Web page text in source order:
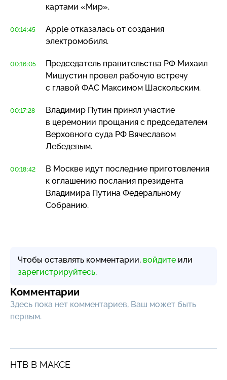
картами «Мир».
00:14:45
Apple отказалась от создания
электромобиля.
00:16:05
Председатель правительства РФ Михаил
Мишустин провел рабочую встречу
с главой ФАС Максимом Шаскольским.
00:17:28
Владимир Путин принял участие
в церемонии прощания с председателем
Верховного суда РФ Вячеславом
Лебедевым.
00:18:42
В Москве идут последние приготовления
к оглашению послания президента
Владимира Путина Федеральному
Собранию.
Чтобы оставлять комментарии, войдите или
зарегистрируйтесь.
Комментарии
Здесь пока нет комментариев, Ваш может быть
первым.
НТВ В МАКСЕ